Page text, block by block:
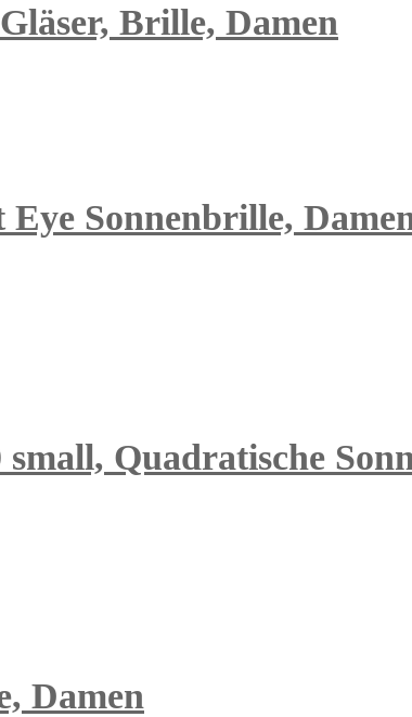
Brille, Damen
Sonnenbrille,
Quadratische
Damen